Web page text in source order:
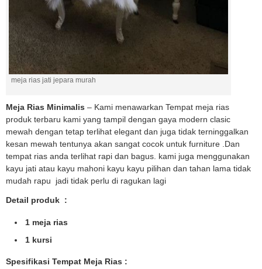
meja rias jati jepara murah
Meja Rias Minimalis – Kami menawarkan Tempat meja rias
produk terbaru kami yang tampil dengan gaya modern clasic
mewah dengan tetap terlihat elegant dan juga tidak terninggalkan
kesan mewah tentunya akan sangat cocok untuk furniture .Dan
tempat rias anda terlihat rapi dan bagus. kami juga menggunakan
kayu jati atau kayu mahoni kayu kayu pilihan dan tahan lama tidak
mudah rapu jadi tidak perlu di ragukan lagi
Detail produk :
1 meja rias
1 kursi
Spesifikasi Tempat Meja Rias :